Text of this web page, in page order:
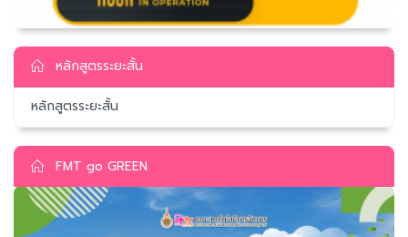
หลักสูตรระยะสั้น
หลักสูตรระยะสั้น
FMT go GREEN